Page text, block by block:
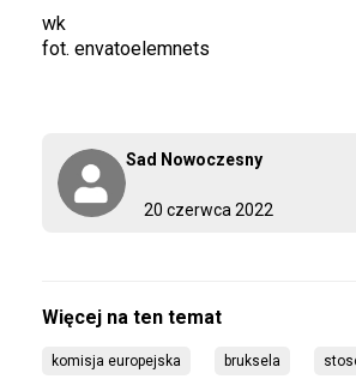
20 czerwca 2022
Sad Nowoczesny
wk
fot. envatoelemnets
komisja europejska bruksela